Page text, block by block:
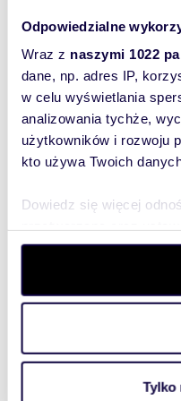
Odpowiedzialne
Wraz z naszymi 1022
dane, np. adres IP,
w celu wyświetlania
analizowania tychże,
użytkowników i rozwoju
kto używa Twoich
Dowiedz się więcej
szczegółów. W
wycofać swoją zgodę w
aby oferować funkcje
witrynie. Informacje o
analitycznym.
Tylko